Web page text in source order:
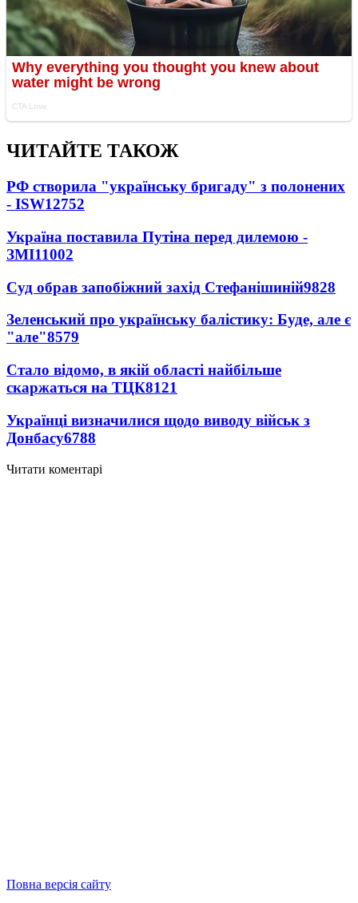
ЧИТАЙТЕ ТАКОЖ
РФ створила "українську бригаду" з полонених
- ISW12752
Україна поставила Путіна перед дилемою -
ЗМІ11002
Суд обрав запобіжний захід Стефанішиній9828
Зеленський про українську балістику: Буде, але є
"але"8579
Стало відомо, в якій області найбільше
скаржаться на ТЦК8121
Українці визначилися щодо виводу військ з
Донбасу6788
Читати коментарі
Повна версія сайту